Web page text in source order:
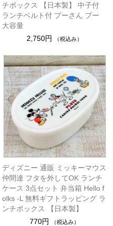
チボックス 【日本製】 中子付
ランチベルト付 プーさん プー
大容量
2,750円
（税込み）
ディズニー 通販 ミッキーマウス
仲間達 フタを外してOK ランチ
ケース 3点セット 弁当箱 Hello f
olks -L 無料ギフトラッピング ラ
ンチボックス 【日本製】
770円
（税込み）